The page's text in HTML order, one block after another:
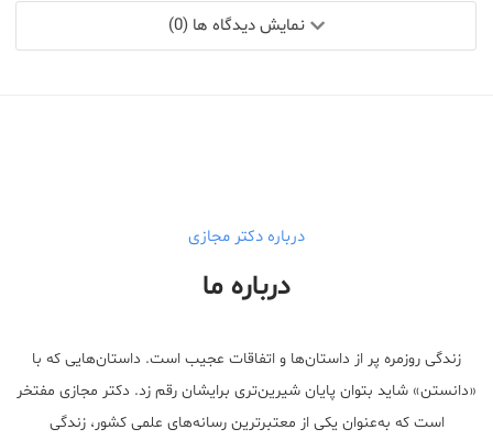
نمایش دیدگاه ها (0)
درباره دکتر مجازی
درباره ما
زندگی روزمره پر از داستان‌ها و اتفاقات عجیب است. داستان‌هایی که با
«دانستن» شاید بتوان پایان شیرین‌تری برایشان رقم زد. دکتر مجازی مفتخر
است که به‌عنوان یکی از معتبر‌ترین رسانه‌های علمی کشور، زندگی